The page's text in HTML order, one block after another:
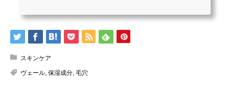
スキンケア
ヴェール 保湿成分 毛穴